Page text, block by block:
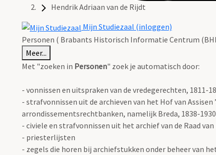
Hendrik Adriaan van de Rijdt
Mijn Studiezaal (inloggen)
Personen ( Brabants Historisch Informatie Centrum
Meer...
Met "zoeken in Personen" zoek je automatisch door:
- vonnissen en uitspraken van de vredegerechten, 1811-
- strafvonnissen uit de archieven van het Hof van
arrondissementsrechtbanken, namelijk Breda, 1838-
- civiele en strafvonnissen uit het archief van de Raad
- priesterlijsten
- zegels die horen bij archiefstukken onder beheer van